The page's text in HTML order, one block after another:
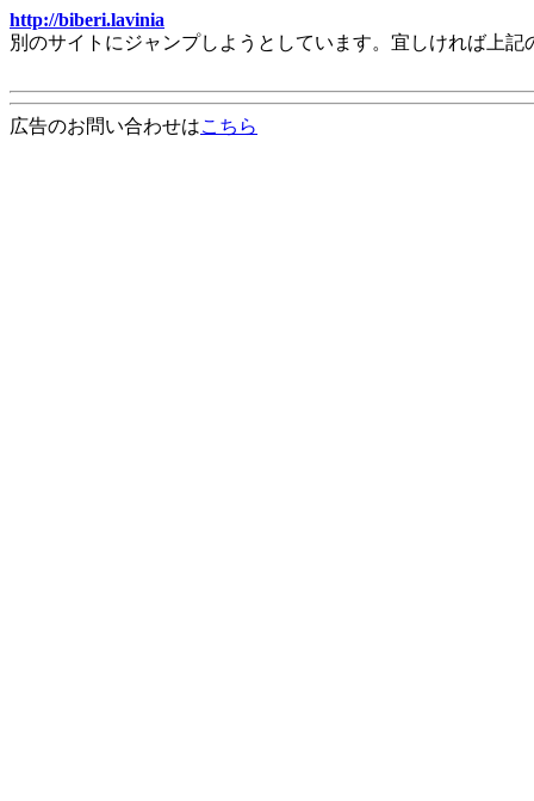
http://biberi.lavinia
別のサイトにジャンプしようとしています。宜しければ上
広告のお問い合わせはこちら